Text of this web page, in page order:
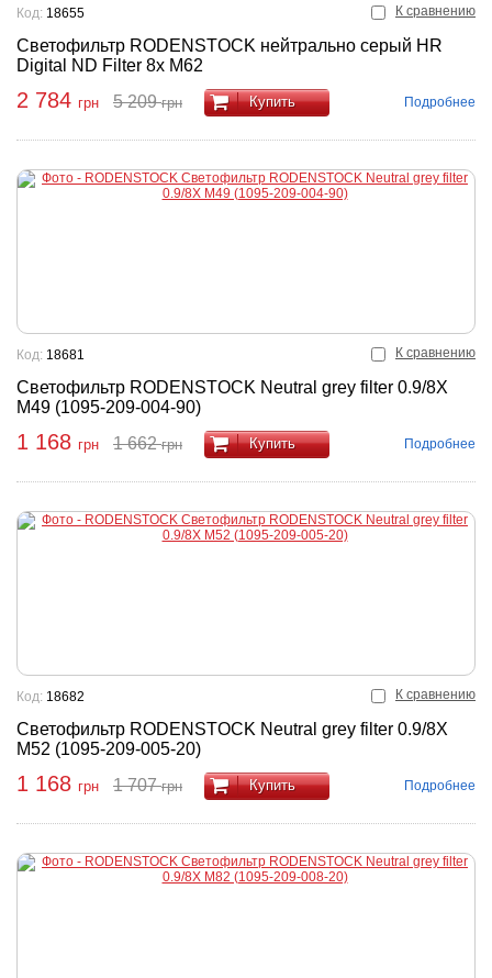
К сравнению
Светофильтр RODENSTOCK нейтрально серый HR
Digital ND Filter 8x M62
Код: 18655
2 784 грн 5 209грн Купить Подробнее
К сравнению
Светофильтр RODENSTOCK Neutral grey filter 0.9/8X
M49 (1095-209-004-90)
Код: 18681
1 168 грн 1 662грн Купить Подробнее
К сравнению
Светофильтр RODENSTOCK Neutral grey filter 0.9/8X
M52 (1095-209-005-20)
Код: 18682
1 168 грн 1 707грн Купить Подробнее